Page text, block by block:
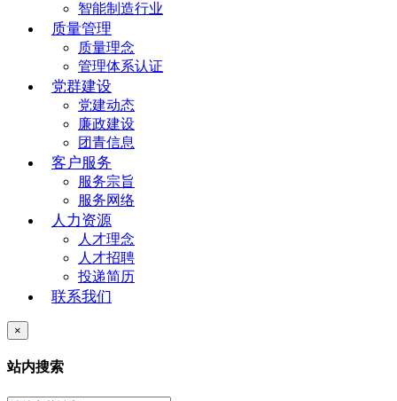
智能制造行业
质量管理
质量理念
管理体系认证
党群建设
党建动态
廉政建设
团青信息
客户服务
服务宗旨
服务网络
人力资源
人才理念
人才招聘
投递简历
联系我们
×
站内搜索